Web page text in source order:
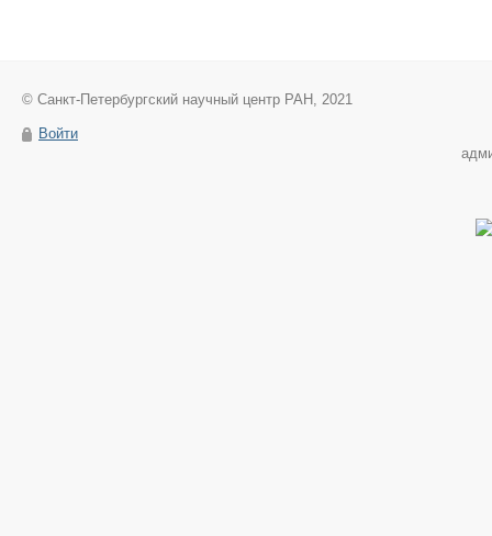
© Санкт-Петербургский научный центр РАН, 2021
Войти